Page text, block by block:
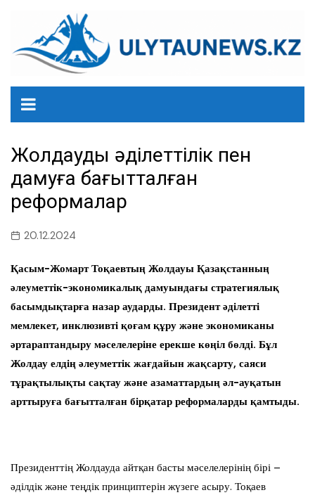
содержанию
Жолдаудың әділеттілік пен
дамуға бағытталған
реформалар
20.12.2024
Қасым-Жомарт Тоқаевтың Жолдауы Қазақстанның
әлеуметтік-экономикалық дамуындағы стратегиялық
басымдықтарға назар аударды. Президент әділетті
мемлекет, инклюзивті қоғам құру және экономиканы
әртараптандыру мәселелеріне ерекше көңіл бөлді. Бұл
Жолдау елдің әлеуметтік жағдайын жақсарту, саяси
тұрақтылықты сақтау және азаматтардың әл-ауқатын
арттыруға бағытталған бірқатар реформаларды қамтыды.
Президенттің Жолдауда айтқан басты мәселелерінің бірі –
әділдік және теңдік принциптерін жүзеге асыру. Тоқаев